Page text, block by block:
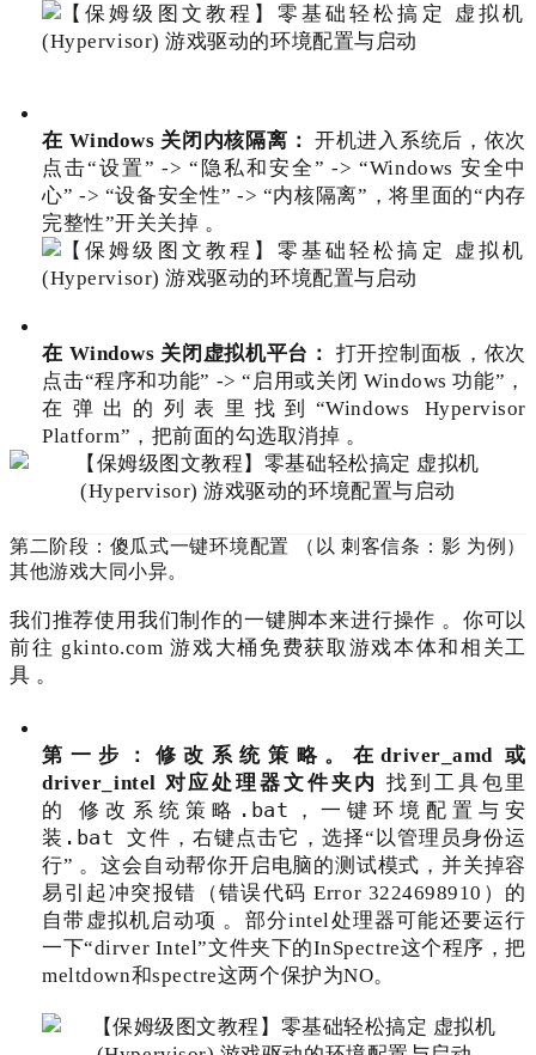
在 Windows 关闭内核隔离： 开机进入系统后，依次
点击“设置” -> “隐私和安全” -> “Windows 安全中
心” -> “设备安全性” -> “内核隔离”，将里面的“内存
完整性”开关关掉 。
在 Windows 关闭虚拟机平台：
打开控制面板，依次
点击“程序和功能” -> “启用或关闭 Windows 功能”，
在弹出的列表里找到“Windows Hypervisor
Platform”，把前面的勾选取消掉 。
第二阶段：傻瓜式一键环境配置 （以 刺客信条：影 为例）
其他游戏大同小异。
我们推荐使用我们制作的一键脚本来进行操作 。你可以
前往 gkinto.com 游戏大桶免费获取游戏本体和相关工
具 。
第一步：修改系统策略。在driver_amd 或
driver_intel 对应处理器文件夹内 找到工具包里
的修改系统策略.bat， 一键环境配置与安
装.bat
文件，右键点击它，选择“以管理员身份运
行” 。这会自动帮你开启电脑的测试模式，并关掉容
易引起冲突报错（错误代码 Error 3224698910）的
自带虚拟机启动项 。部分intel处理器可能还要运行
一下“dirver Intel”文件夹下的InSpectre这个程序，把
meltdown和spectre这两个保护为NO。